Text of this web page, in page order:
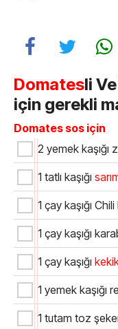
Domatesli
için gerekli
Domates sos için
2 yemek kaşığı
1 tatlı kaşığı
1 çay kaşığı
1 çay kaşığı
1 çay kaşığı
1 yemek kaşığı
1 tutam toz